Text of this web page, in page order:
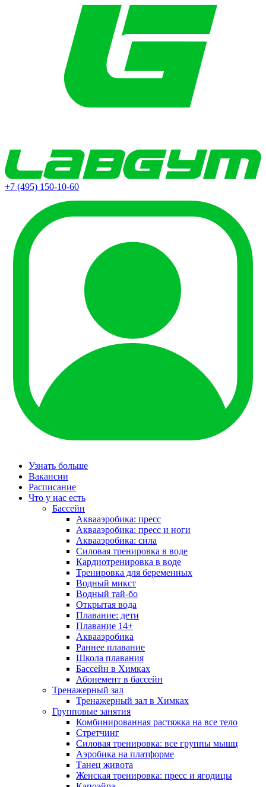
+7 (495) 150-10-60
Узнать больше
Вакансии
Расписание
Что у нас есть
Бассейн
Аквааэробика: пресс
Аквааэробика: пресс и ноги
Аквааэробика: сила
Силовая тренировка в воде
Кардиотренировка в воде
Тренировка для беременных
Водный микст
Водный тай-бо
Открытая вода
Плавание: дети
Плавание 14+
Аквааэробика
Раннее плавание
Школа плавания
Бассейн в Химках
Абонемент в бассейн
Тренажерный зал
Тренажерный зал в Химках
Групповые занятия
Комбинированная растяжка на все тело
Стретчинг
Силовая тренировка: все группы мышц
Аэробика на платформе
Танец живота
Женская тренировка: пресс и ягодицы